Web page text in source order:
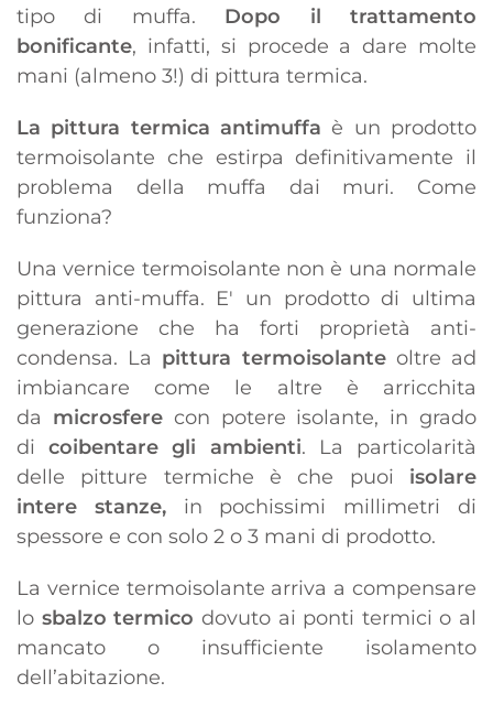
tipo di muffa. Dopo il trattamento
bonificante, infatti, si procede a dare molte
mani (almeno 3!) di pittura termica.
La pittura termica antimuffa è un prodotto
termoisolante che estirpa definitivamente il
problema della muffa dai muri. Come
funziona?
Una vernice termoisolante non è una normale
pittura anti-muffa. E' un prodotto di ultima
generazione che ha forti proprietà anti-
condensa. La pittura termoisolanteoltre ad
imbiancare come le altre è arricchita
da microsferecon potere isolante, in grado
dicoibentare gli ambienti. La particolarità
delle pitture termiche è che puoi isolare
intere stanze,in pochissimi millimetri di
spessore e con solo 2 o 3 mani di prodotto.
La vernice termoisolante arriva a compensare
lo sbalzo termico dovuto ai ponti termici o al
mancato o insufficiente isolamento
dell’abitazione.